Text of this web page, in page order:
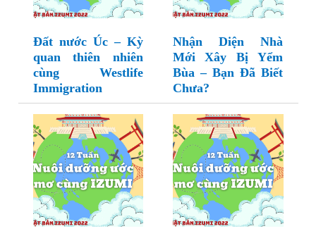
Đất nước Úc – Kỳ
quan thiên nhiên
cùng Westlife
Immigration
Nhận Diện Nhà
Mới Xây Bị Yểm
Bùa – Bạn Đã Biết
Chưa?